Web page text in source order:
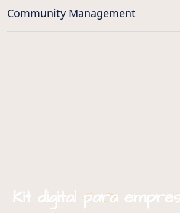
Community Management
Kit digital para